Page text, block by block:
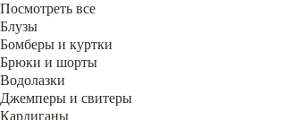
Посмотреть все
Блузы
Бомберы и куртки
Брюки и шорты
Водолазки
Джемперы и свитеры
Кардиганы